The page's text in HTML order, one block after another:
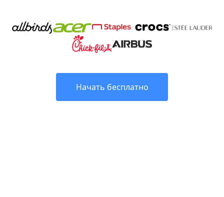
Начать бесплатно